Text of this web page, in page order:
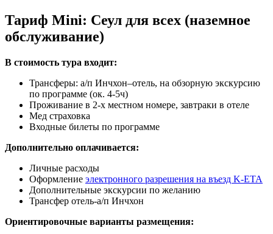
Тариф Mini: Сеул для всех (наземное
обслуживание)
В стоимость тура входит:
Трансферы: a/п Инчхон–отель, на обзорную экскурсию
по программе (ок. 4-5ч)
Проживание в 2-х местном номере, завтраки в отеле
Мед страховка
Входные билеты по программе
Дополнительно оплачивается:
Личные расходы
Оформление электронного разрешения на въезд K-ETA
Дополнительные экскурсии по желанию
Трансфер отель-а/п Инчхон
Ориентировочные варианты размещения: